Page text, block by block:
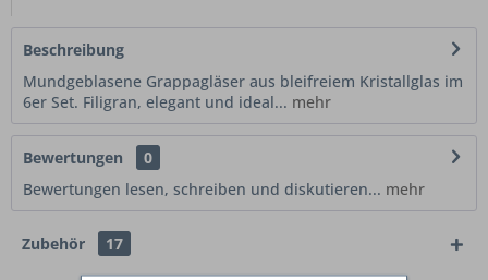
Beschreibung
Mundgeblasene Grappagläser aus bleifreiem Kristallglas im
6er Set. Filigran, elegant und ideal... mehr
Bewertungen
0
Bewertungen lesen, schreiben und diskutieren... mehr
Zubehör 17